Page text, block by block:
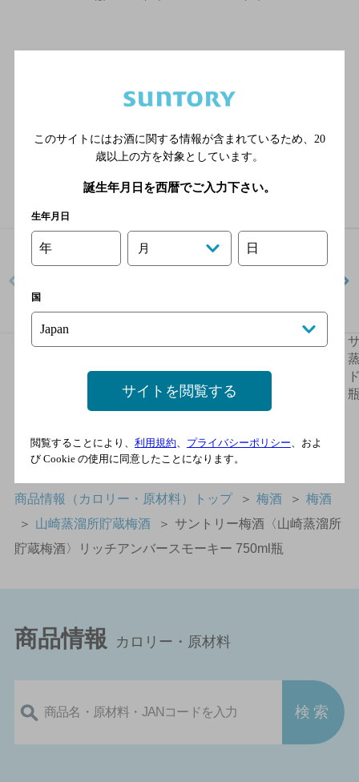
ラインナップ
サントリー梅酒〈山崎
チアンバー 750ml瓶
チアンバー桜樽ブレン
ド 750ml瓶
商品情報（カロリー・原材料）トップ ＞ 梅酒 ＞ 梅酒
＞ 山崎蒸溜所貯蔵梅酒 ＞ サントリー梅酒〈山崎蒸溜所
貯蔵梅酒〉リッチアンバースモーキー 750ml瓶
商品情報 カロリー・原材料
このサイトにはお酒に関する情報が含まれているため、 20
歳以上の方を対象としています。
誕生年月日を西暦でご入力下さい。
生年月日
年 月 日
国
サイトを閲覧する
閲覧することにより、 利用規約、 プライバシーポリシー、およ
び Cookie の使用に同意したことになります。